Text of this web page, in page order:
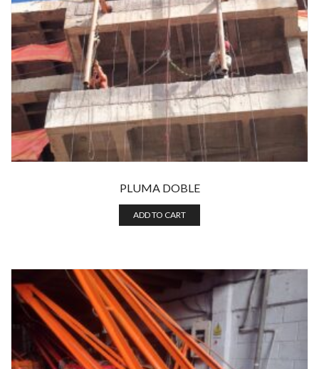
PLUMA DOBLE
ADD TO CART